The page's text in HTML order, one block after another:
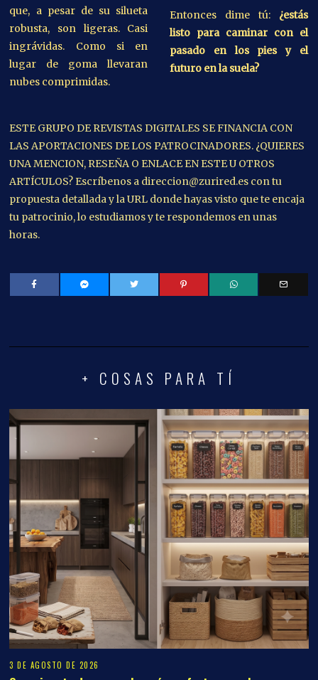
que, a pesar de su silueta
robusta, son ligeras. Casi
ingrávidas. Como si en
lugar de goma llevaran
nubes comprimidas.
Entonces dime tú: ¿estás
listo para caminar con el
pasado en los pies y el
futuro en la suela?
ESTE GRUPO DE REVISTAS DIGITALES SE FINANCIA CON
LAS APORTACIONES DE LOS PATROCINADORES. ¿QUIERES
UNA MENCION, RESEÑA O ENLACE EN ESTE U OTROS
ARTÍCULOS? Escríbenos a direccion@zurired.es con tu
propuesta detallada y la URL donde hayas visto que te encaja
tu patrocinio, lo estudiamos y te respondemos en unas
horas.
+ COSAS PARA TÍ
3 DE AGOSTO DE 2026